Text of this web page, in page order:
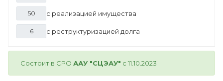
50 с реализацией имущества
6 с реструктуризацией долга
Состоит в СРО ААУ "СЦЭАУ" с 11.10.2023